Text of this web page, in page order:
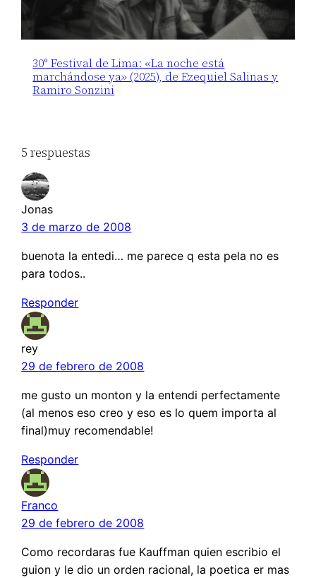
30° Festival de Lima: «La noche está
marchándose ya» (2025), de Ezequiel Salinas y
Ramiro Sonzini
5 respuestas
Jonas
3 de marzo de 2008
buenota la entedi… me parece q esta pela no es
para todos..
Responder
rey
29 de febrero de 2008
me gusto un monton y la entendi perfectamente
(al menos eso creo y eso es lo quem importa al
final)muy recomendable!
Responder
Franco
29 de febrero de 2008
Como recordaras fue Kauffman quien escribio el
guion y le dio un orden racional, la poetica er mas